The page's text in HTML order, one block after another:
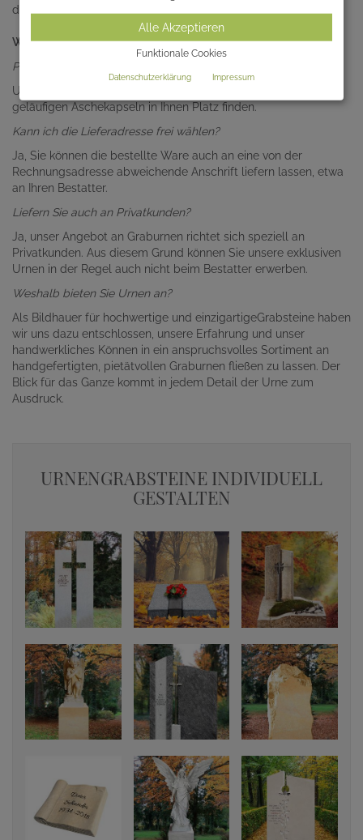
die Urne mit einem Schutzlack überzogen.
Wichtige Fragen
Passt jede Aschekapsel in diese Urne?
Unsere Urnen sind so dimensioniert, dass alle in Europa
geläufigen Aschekapseln in Ihnen Platz finden.
Kann ich die Lieferadresse frei wählen?
Ja, Sie können die bestellte Ware auch an eine von der
Rechnungsadresse abweichende Anschrift liefern lassen, etwa
an Ihren Bestatter.
Liefern Sie auch an Privatkunden?
Ja, unser Angebot an Graburnen richtet sich speziell an
Privatkunden. Aus diesem Grund können Sie unsere exklusiven
Urnen in der Regel auch nicht beim Bestatter erwerben.
Weshalb bieten Sie Urnen an?
Als Bildhauer für hochwertige und einzigartigeGrabsteine haben
wir uns dazu entschlossen, unsere Erfahrung und unser
handwerkliches Können in ein anspruchsvolles Sortiment an
handgefertigten, pietätvollen Graburnen fließen zu lassen. Der
Blick für das Ganze kommt in jedem Detail der Urne zum
Ausdruck.
URNENGRABSTEINE INDIVIDUELL
GESTALTEN
Alle Akzeptieren
Funktionale Cookies
Datenschutzerklärung Impressum